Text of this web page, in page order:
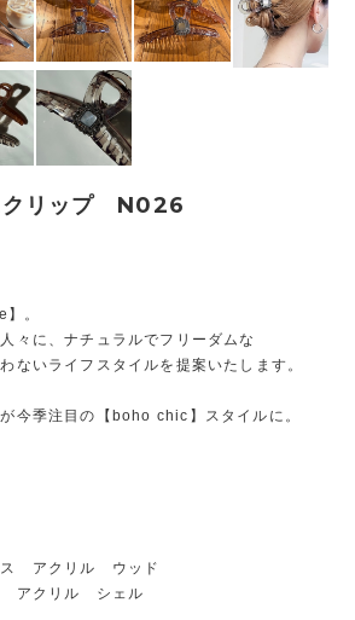
クリップ N026
。
々に、ナチュラルでフリーダムな
ないライフスタイルを提案いたします。
今季注目の【boho chic】スタイルに。
アクリル ウッド
アクリル シェル